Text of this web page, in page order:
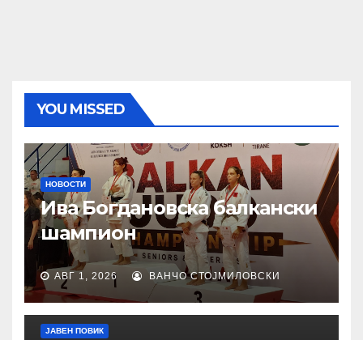
YOU MISSED
НОВОСТИ
Ива Богдановска балкански
шампион
АВГ 1, 2026 ВАНЧО СТОЈМИЛОВСКИ
ЈАВЕН ПОВИК